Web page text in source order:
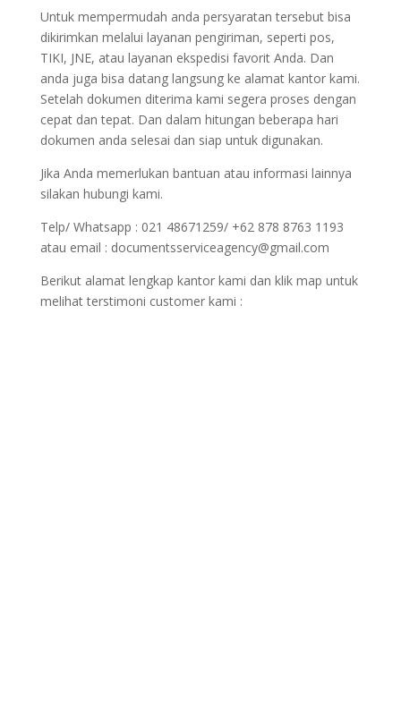
Untuk mempermudah anda persyaratan tersebut bisa
dikirimkan melalui layanan pengiriman, seperti pos,
TIKI, JNE, atau layanan ekspedisi favorit Anda. Dan
anda juga bisa datang langsung ke alamat kantor kami.
Setelah dokumen diterima kami segera proses dengan
cepat dan tepat. Dan dalam hitungan beberapa hari
dokumen anda selesai dan siap untuk digunakan.
Jika Anda memerlukan bantuan atau informasi lainnya
silakan hubungi kami.
Telp/ Whatsapp : 021 48671259/ +62 878 8763 1193
atau email : documentsserviceagency@gmail.com
Berikut alamat lengkap kantor kami dan klik map untuk
melihat terstimoni customer kami :